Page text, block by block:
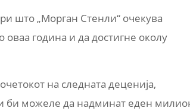
што „Морган Стенли“ очекува
година и да достигне околу
на следната деценија,
би можеле да надминат еден